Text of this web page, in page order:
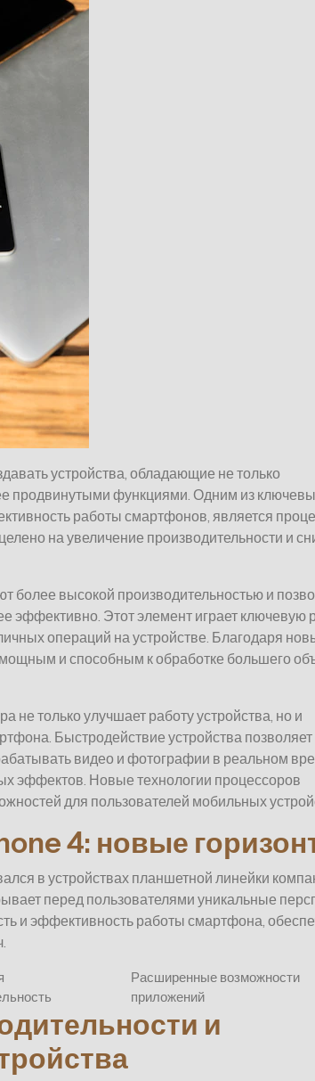
устройства, обладающие не только
продвинутыми функциями. Одним из
работы смартфонов, является
на увеличение производительности и
высокой производительностью и
эффективно. Этот элемент играет ключевую
операций на устройстве. Благодаря
и способным к обработке большего
не только улучшает работу устройства, но и
Быстродействие устройства позволяет
видео и фотографии в реальном
эффектов. Новые технологии процессоров
для пользователей мобильных
4: новые
в устройствах планшетной линейки
перед пользователями уникальные
и эффективность работы смартфона,
Расширенные возможности
приложений
и